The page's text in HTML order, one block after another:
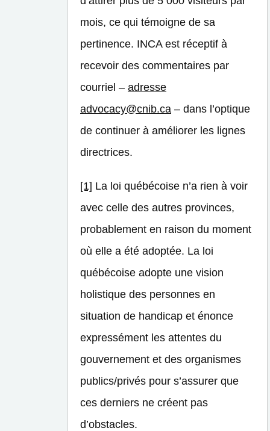
mois, ce qui témoigne de sa
pertinence. INCA est réceptif à
recevoir des commentaires par
courriel – adresse
advocacy@cnib.ca – dans l’optique
de continuer à améliorer les lignes
directrices.
[1] La loi québécoise n’a rien à voir
avec celle des autres provinces,
probablement en raison du moment
où elle a été adoptée. La loi
québécoise adopte une vision
holistique des personnes en
situation de handicap et énonce
expressément les attentes du
gouvernement et des organismes
publics/privés pour s’assurer que
ces derniers ne créent pas
d’obstacles.